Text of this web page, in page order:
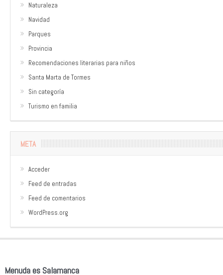
Naturaleza
Navidad
Parques
Provincia
Recomendaciones literarias para niños
Santa Marta de Tormes
Sin categoría
Turismo en familia
META
Acceder
Feed de entradas
Feed de comentarios
WordPress.org
Menuda es Salamanca